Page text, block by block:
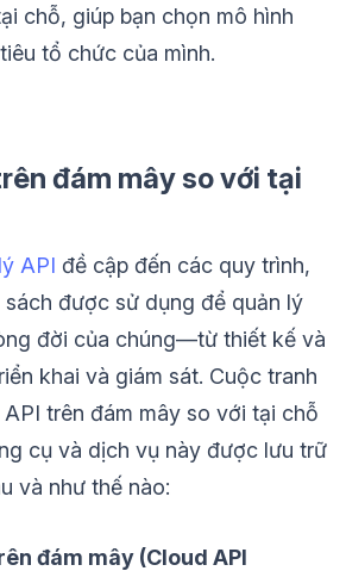
chỗ, giúp bạn chọn mô hình
tổ chức của mình.
đám mây so với tại
API đề cập đến các quy trình,
được sử dụng để quản lý
đời của chúng—từ thiết kế và
khai và giám sát. Cuộc tranh
trên đám mây so với tại chỗ
cụ và dịch vụ này được lưu trữ
và như thế nào:
đám mây (Cloud API